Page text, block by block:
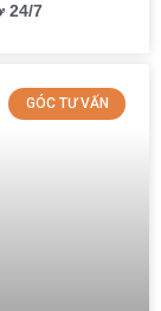
24/7
GÓC TƯ VẤN